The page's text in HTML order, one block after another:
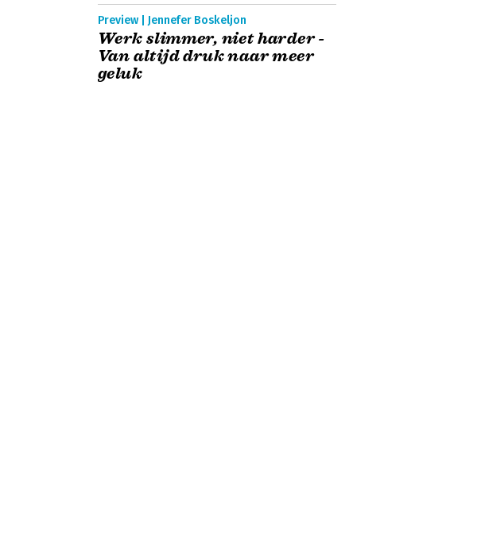
Preview | Jennefer Boskeljon
Werk slimmer, niet harder -
Van altijd druk naar meer
geluk